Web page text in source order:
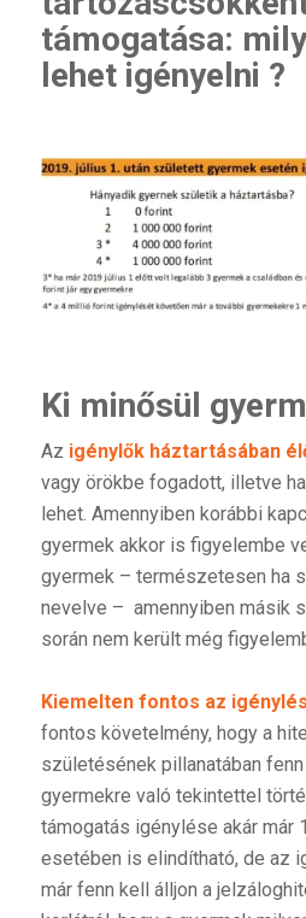
támogatása:
lehet igényelni ?
Ki minősül
Az igénylők háztartásában
vagy örökbe fogadott, illetve
lehet. Amennyiben korábbi
gyermek akkor is figyelembe
gyermek – természetesen ha
nevelve – amennyiben másik
során nem került még
Kiemelten fontos az
fontos követelmény, hogy a
születésének pillanatában
gyermekre való tekintettel
támogatás igénylése akár már
esetében is elindítható, de az
már fenn kell álljon a